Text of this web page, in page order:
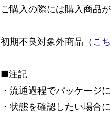
ご購入の際には購入商品
初期不良対象外商品（ こ
■注記
・流通過程でパッケージ
・状態を確認したい場合